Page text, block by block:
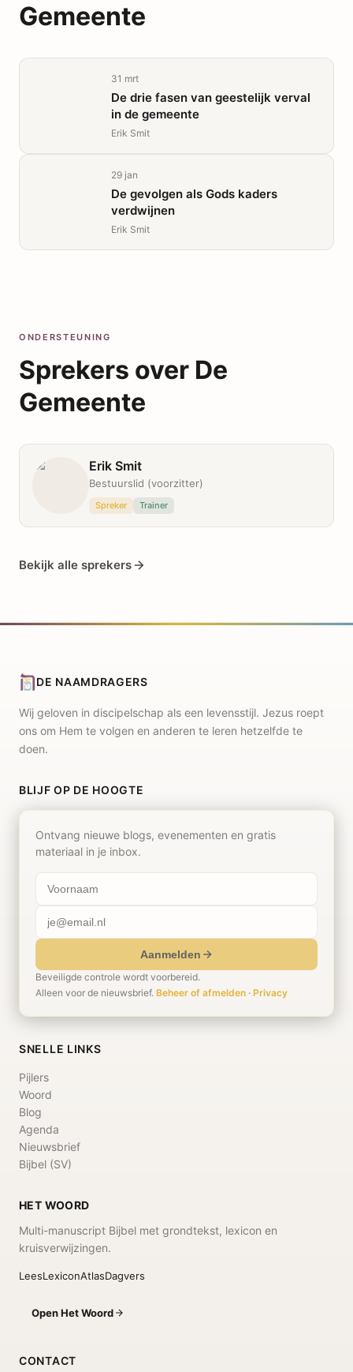
Gemeente
31 mrt
De drie fasen van geestelijk verval
in de gemeente
Erik Smit
29 jan
De gevolgen als Gods kaders
verdwijnen
Erik Smit
ONDERSTEUNING
Sprekers over De
Gemeente
Erik Smit
Bestuurslid (voorzitter)
Spreker Trainer
Bekijk alle sprekers
DE NAAMDRAGERS
Wij geloven in discipelschap als een levensstijl. Jezus roept
ons om Hem te volgen en anderen te leren hetzelfde te
doen.
BLIJF OP DE HOOGTE
Ontvang nieuwe blogs, evenementen en gratis
materiaal in je inbox.
Aanmelden
Beveiligde controle wordt voorbereid.
Alleen voor de nieuwsbrief. Beheer of afmelden · Privacy
SNELLE LINKS
Pijlers
Woord
Blog
Agenda
Nieuwsbrief
Bijbel (SV)
HET WOORD
Multi-manuscript Bijbel met grondtekst, lexicon en
kruisverwijzingen.
LeesLexiconAtlasDagvers
Open Het Woord
CONTACT